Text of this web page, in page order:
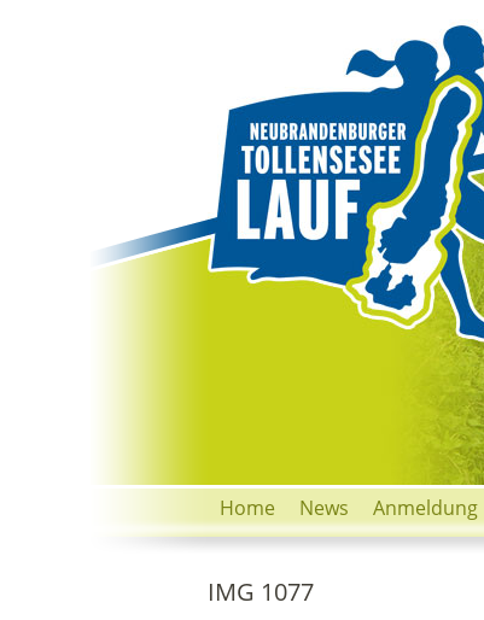
Home News Anmeldung
IMG 1077